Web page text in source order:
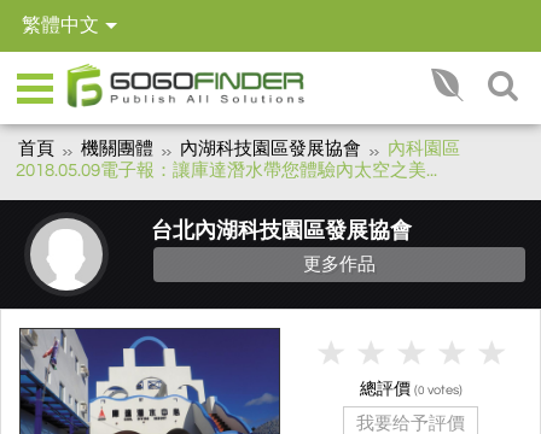
繁體中文
首頁 機關團體 內湖科技園區發展協會
內科園區
2018.05.09電子報：讓庫達潛水帶您體驗內太空之美...
台北內湖科技園區發展協會
更多作品
總評價 (0 votes)
我要给予評價